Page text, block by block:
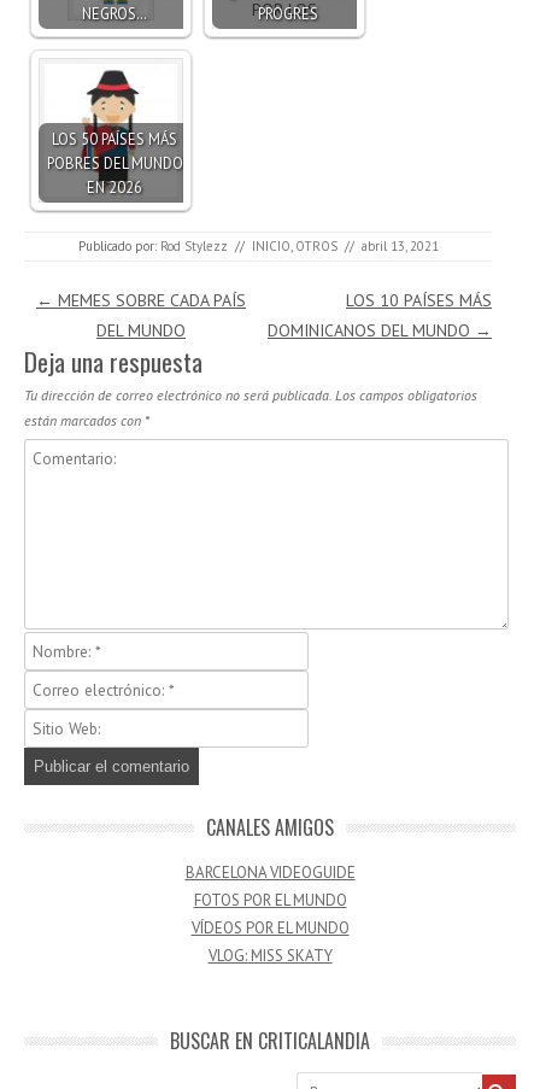
NEGROS…
PROGRES
LOS 50 PAÍSES MÁS
POBRES DEL MUNDO
EN 2026
Publicado por: Rod Stylezz // INICIO OTROS // abril 13, 2021
Navegación de entradas
← MEMES SOBRE CADA PAÍS
DEL MUNDO
LOS 10 PAÍSES MÁS
DOMINICANOS DEL MUNDO →
Deja una respuesta
Tu dirección de correo electrónico no será publicada. Los campos obligatorios
están marcados con *
CANALES AMIGOS
BARCELONA VIDEOGUIDE
FOTOS POR EL MUNDO
VÍDEOS POR EL MUNDO
VLOG: MISS SKATY
BUSCAR EN CRITICALANDIA
Buscar